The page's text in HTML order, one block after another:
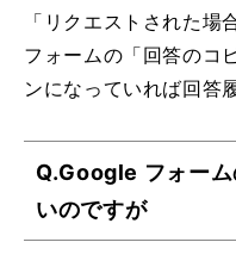
「リクエストされた場
フォームの「回答のコ
ンになっていれば回答
Q.Google フォー
いのですが